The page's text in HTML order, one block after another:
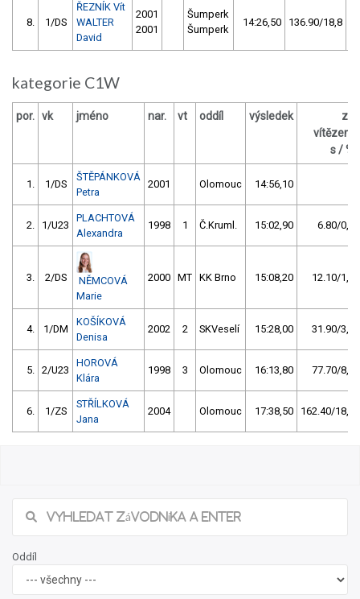
8. 1/DS
ŘEZNÍK Vít
WALTER
David
2001
2001
Šumperk
Šumperk
14:26,50 136.90/18,8
kategorie C1W
por. vk jméno nar. vt oddíl výsledek
za
vítězem
s / %
1. 1/DS
ŠTĚPÁNKOVÁ
Petra
2001 Olomouc 14:56,10
2. 1/U23
PLACHTOVÁ
Alexandra
1998 1 Č.Kruml. 15:02,90 6.80/0,8
3. 2/DS
NĚMCOVÁ
Marie
2000 MT KK Brno 15:08,20 12.10/1,4
4. 1/DM
KOŠÍKOVÁ
Denisa
2002 2 SKVeselí 15:28,00 31.90/3,6
5. 2/U23
HOROVÁ
Klára
1998 3 Olomouc 16:13,80 77.70/8,7
6. 1/ZS
STŘÍLKOVÁ
Jana
2004 Olomouc 17:38,50 162.40/18,1
Oddíl